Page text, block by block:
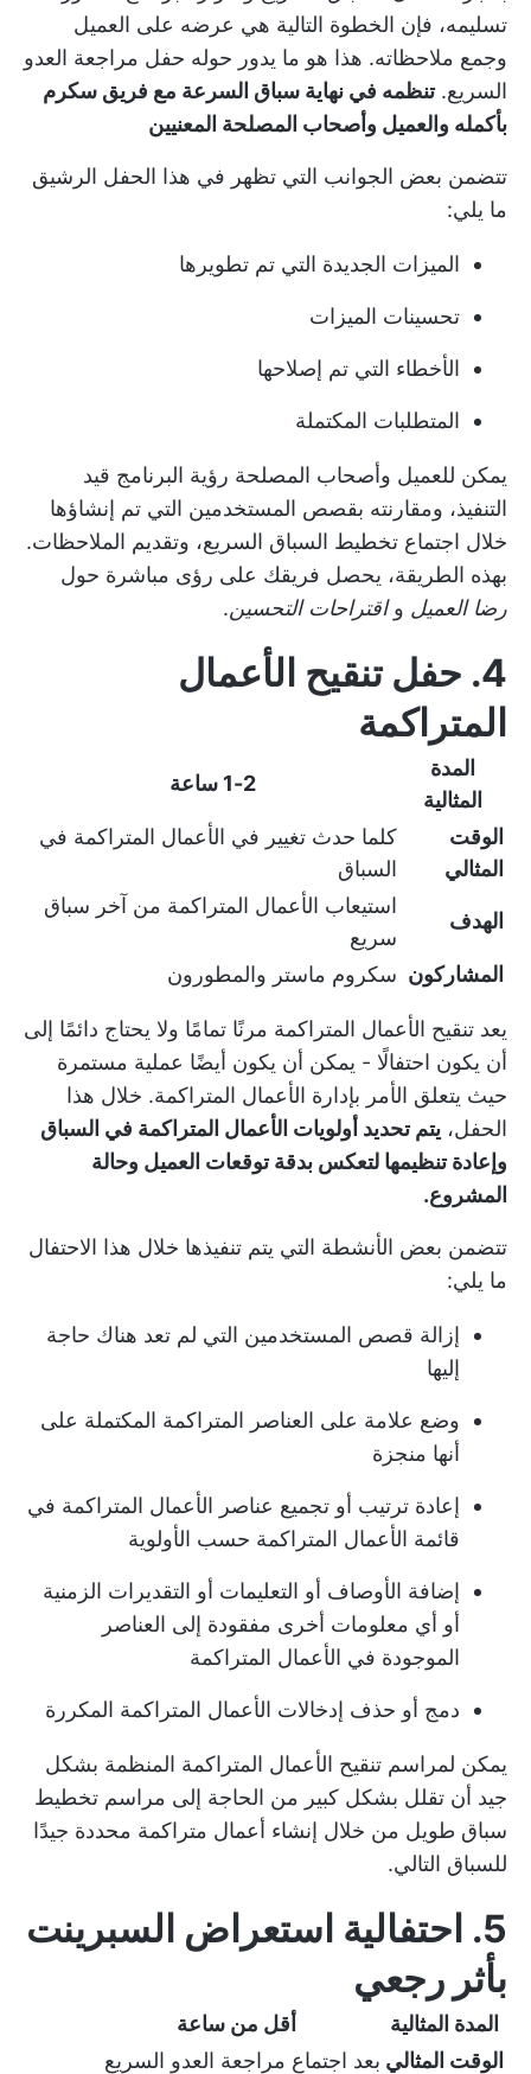
تسليمه، فإن الخطوة التالية هي عرضه على العميل
وجمع ملاحظاته. هذا هو ما يدور حوله حفل مراجعة العدو
السريع.تنظمه في نهاية سباق السرعة مع فريق سكرم
بأكمله والعميل وأصحاب المصلحة المعنيين
تتضمن بعض الجوانب التي تظهر في هذا الحفل الرشيق
ما يلي:
الميزات الجديدة التي تم تطويرها
تحسينات الميزات
الأخطاء التي تم إصلاحها
المتطلبات المكتملة
يمكن للعميل وأصحاب المصلحة رؤية البرنامج قيد
التنفيذ، ومقارنته بقصص المستخدمين التي تم إنشاؤها
خلال اجتماع تخطيط السباق السريع، وتقديم الملاحظات.
بهذه الطريقة، يحصل فريقك على رؤى مباشرة حول
رضا العميل واقتراحات التحسين.
4. حفل تنقيح الأعمال
المتراكمة
المدة
المثالية
1-2 ساعة
الوقت
المثالي
كلما حدث تغيير في الأعمال المتراكمة في
السباق
الهدف
استيعاب الأعمال المتراكمة من آخر سباق
سريع
المشاركون سكروم ماستر والمطورون
يعد تنقيح الأعمال المتراكمة مرنًا تمامًا ولا يحتاج دائمًا إلى
أن يكون احتفالًا - يمكن أن يكون أيضًا عملية مستمرة
حيث يتعلق الأمر بإدارة الأعمال المتراكمة. خلال هذا
الحفل، يتم تحديد أولويات الأعمال المتراكمة في السباق
وإعادة تنظيمها لتعكس بدقة توقعات العميل وحالة
المشروع.
تتضمن بعض الأنشطة التي يتم تنفيذها خلال هذا الاحتفال
ما يلي:
إزالة قصص المستخدمين التي لم تعد هناك حاجة
إليها
وضع علامة على العناصر المتراكمة المكتملة على
أنها منجزة
إعادة ترتيب أو تجميع عناصر الأعمال المتراكمة في
قائمة الأعمال المتراكمة حسب الأولوية
إضافة الأوصاف أو التعليمات أو التقديرات الزمنية
أو أي معلومات أخرى مفقودة إلى العناصر
الموجودة في الأعمال المتراكمة
دمج أو حذف إدخالات الأعمال المتراكمة المكررة
يمكن لمراسم تنقيح الأعمال المتراكمة المنظمة بشكل
جيد أن تقلل بشكل كبير من الحاجة إلى مراسم تخطيط
سباق طويل من خلال إنشاء أعمال متراكمة محددة جيدًا
للسباق التالي.
5. احتفالية استعراض السبرينت
بأثر رجعي
المدة المثالية
أقل من ساعة
الوقت المثالي بعد اجتماع مراجعة العدو السريع